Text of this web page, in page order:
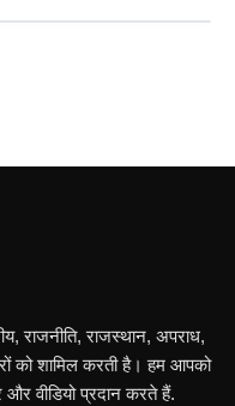
राजनीति, राजस्थान, अपराध,
को शामिल करती है। हम आपको
और वीडियो प्रदान करते हैं.